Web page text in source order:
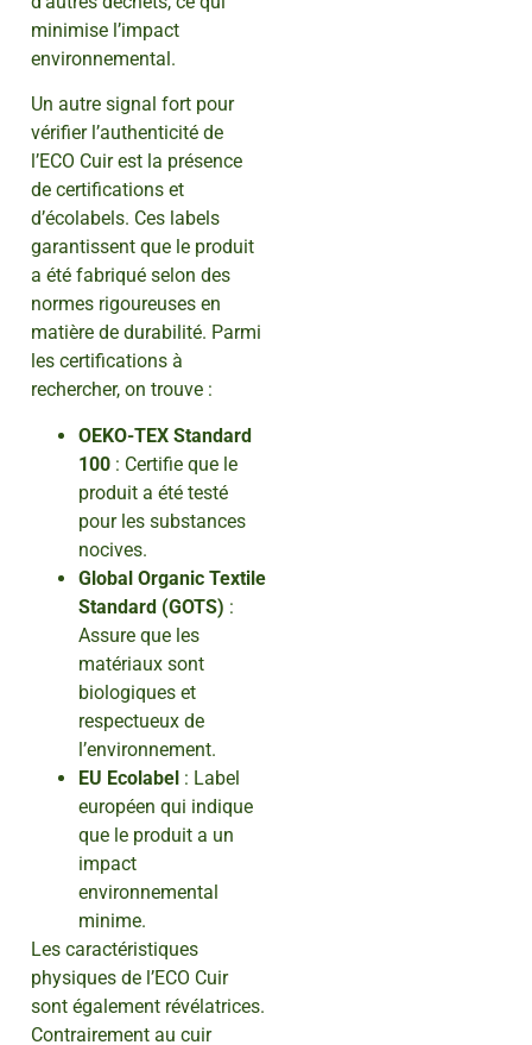
minimise l’impact
environnemental.
Un autre signal fort pour
vérifier l’authenticité de
l’ECO Cuir est la présence
de certifications et
d’écolabels. Ces labels
garantissent que le produit
a été fabriqué selon des
normes rigoureuses en
matière de durabilité. Parmi
les certifications à
rechercher, on trouve :
OEKO-TEX Standard
100 : Certifie que le
produit a été testé
pour les substances
nocives.
Global Organic Textile
Standard (GOTS) :
Assure que les
matériaux sont
biologiques et
respectueux de
l’environnement.
EU Ecolabel : Label
européen qui indique
que le produit a un
impact
environnemental
minime.
Les caractéristiques
physiques de l’ECO Cuir
sont également révélatrices.
Contrairement au cuir